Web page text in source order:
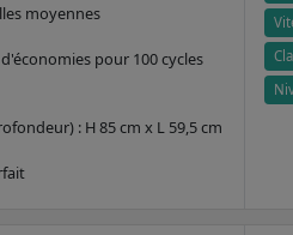
moyennes
pour 100 cycles
: H 85 cm x L 59,5 cm